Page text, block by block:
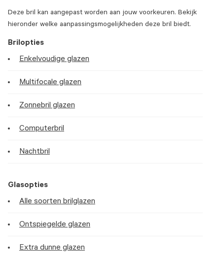
Deze bril kan aangepast worden aan jouw voorkeuren. Bekijk
hieronder welke aanpassingsmogelijkheden deze bril biedt.
Brilopties
Enkelvoudige glazen
Multifocale glazen
Zonnebril glazen
Computerbril
Nachtbril
Glasopties
Alle soorten brilglazen
Ontspiegelde glazen
Extra dunne glazen